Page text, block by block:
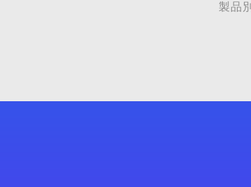
製品別